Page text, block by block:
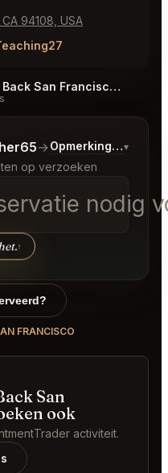
94108, USA
Back to Back San Francisco Reviews
→Opmerkingen over
▾
op verzoeken
nodig
↑
FRANCISCO
San
ook
activiteit.